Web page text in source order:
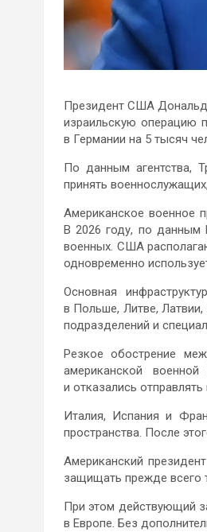
Президент США Дональд
израильскую операцию
в Германии на 5 тысяч
По данным агентства,
принять
Американское военное
В 2026 году, по данным
военных. США
одновременно
Основная
в Польше, Литве, Латвии,
подразделений и
Резкое обострение
американской
и отказались отправлять
Италия, Испания и
пространства. После
Американский
защищать прежде всего
При этом действующий
в Европе. Без